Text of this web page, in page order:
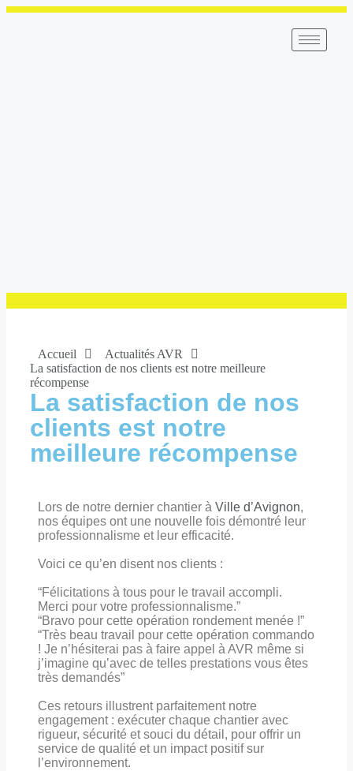
Accueil
Actualités AVR
La satisfaction de nos clients est notre meilleure
récompense
La satisfaction de nos
clients est notre
meilleure récompense
Lors de notre dernier chantier à Ville d’Avignon,
nos équipes ont une nouvelle fois démontré leur
professionnalisme et leur efficacité.
Voici ce qu’en disent nos clients :
“Félicitations à tous pour le travail accompli.
Merci pour votre professionnalisme.”
“Bravo pour cette opération rondement menée !”
“Très beau travail pour cette opération commando
! Je n’hésiterai pas à faire appel à AVR même si
j’imagine qu’avec de telles prestations vous êtes
très demandés”
Ces retours illustrent parfaitement notre
engagement : exécuter chaque chantier avec
rigueur, sécurité et souci du détail, pour offrir un
service de qualité et un impact positif sur
l’environnement.